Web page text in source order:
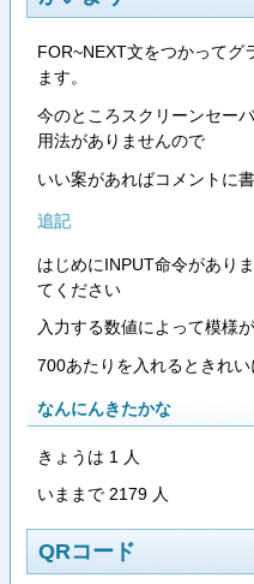
FOR~NEXT文をつかってグ
ます。
今のところスクリーンセー
用法がありませんので
いい案があればコメントに
追記
はじめにINPUT命令があり
てください
入力する数値によって模様
700あたりを入れるときれ
なんにんきたかな
きょうは 1 人
いままで 2179 人
QRコード